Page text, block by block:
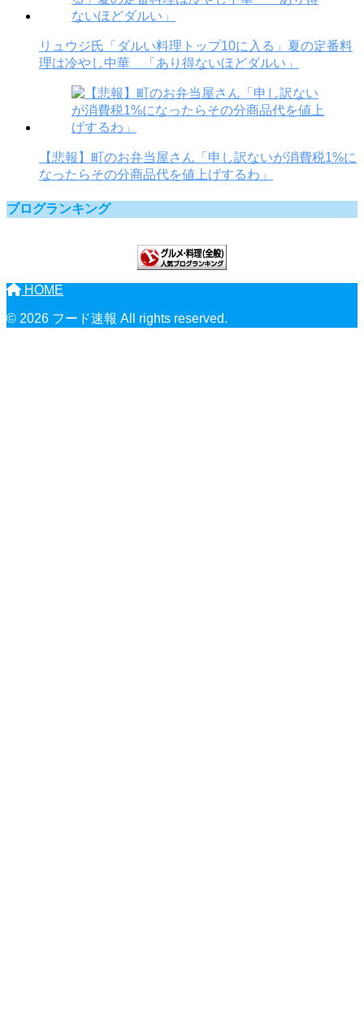
リュウジ氏「ダルい料理トップ10に入る」夏の定番料
理は冷やし中華 「あり得ないほどダルい」
【悲報】町のお弁当屋さん「申し訳ないが消費税1%に
なったらその分商品代を値上げするわ」
ブログランキング
HOME
© 2026 フード速報 All rights reserved.